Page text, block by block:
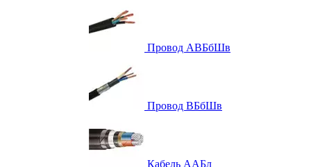
Провод АВБбШв
Провод ВБбШв
Кабель ААБл